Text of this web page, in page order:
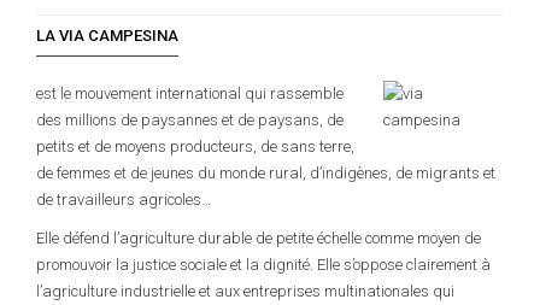
LA VIA CAMPESINA
est le mouvement international qui rassemble
des millions de paysannes et de paysans, de
petits et de moyens producteurs, de sans terre,
de femmes et de jeunes du monde rural, d’indigènes, de migrants et
de travailleurs agricoles…
Elle défend l’agriculture durable de petite échelle comme moyen de
promouvoir la justice sociale et la dignité. Elle s’oppose clairement à
l’agriculture industrielle et aux entreprises multinationales qui